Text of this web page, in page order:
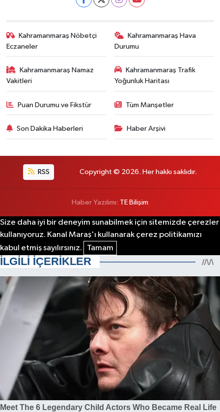
Kahramanmaraş Nöbetçi
Eczaneler
Kahramanmaraş Hava
Durumu
Kahramanmaraş Namaz
Vakitleri
Kahramanmaraş Trafik
Yoğunluk Haritası
Puan Durumu ve Fikstür Tüm Manşetler
Son Dakika Haberleri Haber Arşivi
RSS Copyright © 2026. Her hakkı saklıdır.
Haber Yazılımı: TE Bilişim
Size daha iyi bir deneyim sunabilmek için sitemizde çerezler
kullanıyoruz. Kanal Maraş'ı kullanarak çerez politikamızı
kabul etmiş sayılırsınız.
Tamam